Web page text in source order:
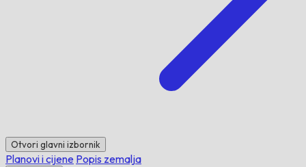
Otvori glavni izbornik
Planovi i cijene Popis zemalja